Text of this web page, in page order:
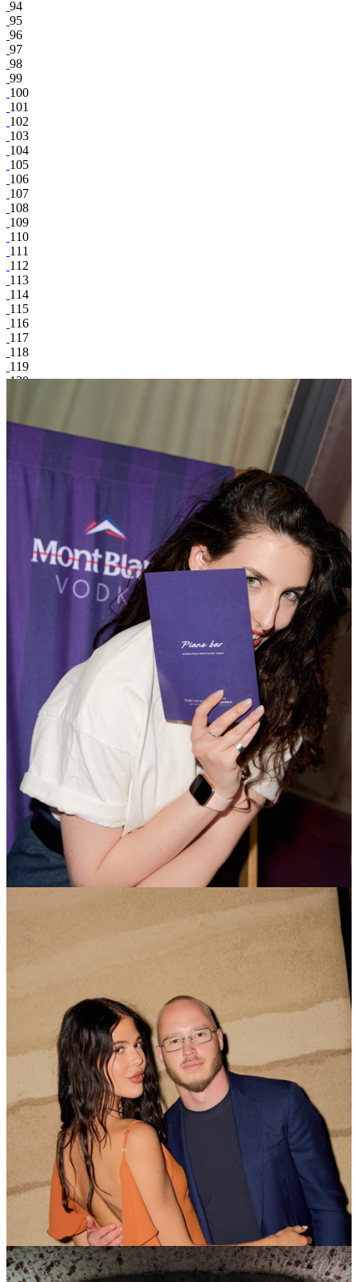
94
95
96
97
98
99
100
101
102
103
104
105
106
107
108
109
110
111
112
113
114
115
116
117
118
119
120
123
Вконтакте
41 317
2
129
1922
Светская Хроника/ другие события
2025
Открытие Piano Bar в Marco Polo Hotel by Moss Hospitality
Ссылка на отбор фото